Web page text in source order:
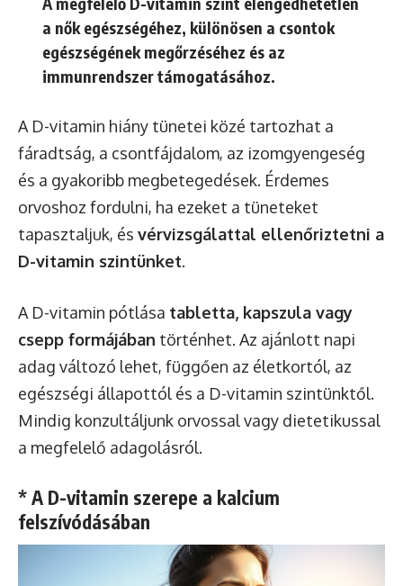
a nők egészségéhez, különösen a csontok
egészségének megőrzéséhez és az
immunrendszer támogatásához.
A D-vitamin hiány tünetei közé tartozhat a
fáradtság, a csontfájdalom, az izomgyengeség
és a gyakoribb megbetegedések. Érdemes
orvoshoz fordulni, ha ezeket a tüneteket
tapasztaljuk, és vérvizsgálattal ellenőriztetni a
D-vitamin szintünket.
A D-vitamin pótlása tabletta, kapszula vagy
csepp formájában történhet. Az ajánlott napi
adag változó lehet, függően az életkortól, az
egészségi állapottól és a D-vitamin szintünktől.
Mindig konzultáljunk orvossal vagy dietetikussal
a megfelelő adagolásról.
* A D-vitamin szerepe a kalcium
felszívódásában